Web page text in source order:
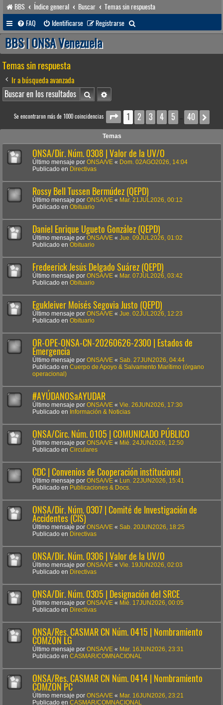
BBS Índice general Buscar
Temas sin respuesta
FAQ
Identificarse Registrarse
u
BBS | ONSA Venezuela
Temas sin respuesta
Ir a búsqueda avanzada
BuscarBúsqueda avanzada
Se encontraron más de 1000 coincidencias Página1 de 40
1 2 3 4 5 … 40
Temas
ONSA/Dir. Núm. 0308 | Valor de la UV/O
Último mensaje por ONSA/VE « Dom. 02AGO2026, 14:04
Publicado en Directivas
Rossy Bell Tussen Bermúdez (QEPD)
Último mensaje por ONSA/VE « Mar. 21JUL2026, 00:12
Publicado en Obituario
Daniel Enrique Ugueto González (QEPD)
Último mensaje por ONSA/VE « Jue. 09JUL2026, 01:02
Publicado en Obituario
Fredeerick Jesús Delgado Suárez (QEPD)
Último mensaje por ONSA/VE « Mar. 07JUL2026, 03:42
Publicado en Obituario
Egukleiver Moisés Segovia Justo (QEPD)
Último mensaje por ONSA/VE « Jue. 02JUL2026, 12:23
Publicado en Obituario
OR-OPE-ONSA-CN-20260626-2300 | Estados de
Emergencia
Último mensaje por ONSA/VE « Sab. 27JUN2026, 04:44
Publicado en Cuerpo de Apoyo & Salvamento Marítimo (órgano
operacional)
#AYÚDANOSaAYUDAR
Último mensaje por ONSA/VE « Vie. 26JUN2026, 17:30
Publicado en Información & Noticias
ONSA/Circ. Núm. 0105 | COMUNICADO PÚBLICO
Último mensaje por ONSA/VE « Mié. 24JUN2026, 12:50
Publicado en Circulares
CDC | Convenios de Cooperación institucional
Último mensaje por ONSA/VE «
Lun. 22JUN2026, 15:41
Publicado en Publicaciones & Docs.
ONSA/Dir. Núm. 0307 | Comité de Investigación de
Accidentes (CIS)
Último mensaje por ONSA/VE « Sab. 20JUN2026, 18:25
Publicado en Directivas
ONSA/Dir. Núm. 0306 | Valor de la UV/O
Último mensaje por ONSA/VE « Vie. 19JUN2026, 02:03
Publicado en Directivas
ONSA/Dir. Núm. 0305 | Designación del SRCE
Último mensaje por ONSA/VE « Mié. 17JUN2026, 00:05
Publicado en Directivas
ONSA/Res. CASMAR CN Núm. 0415 | Nombramiento
COMZON LG
Último mensaje por ONSA/VE « Mar. 16JUN2026, 23:31
Publicado en CASMAR/COMNACIONAL
ONSA/Res. CASMAR CN Núm. 0414 | Nombramiento
COMZON PC
Último mensaje por ONSA/VE « Mar. 16JUN2026, 23:21
Publicado en CASMAR/COMNACIONAL